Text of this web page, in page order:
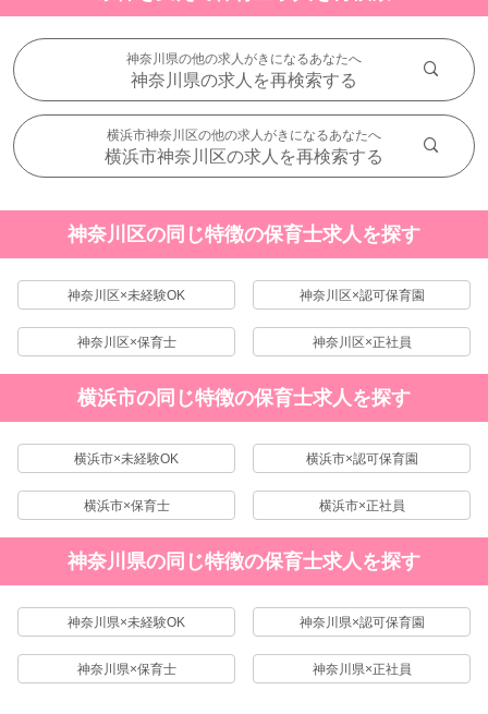
神奈川県の他の求人がきになるあなたへ
神奈川県の求人を再検索する
横浜市神奈川区の他の求人がきになるあなたへ
横浜市神奈川区の求人を再検索する
神奈川区の同じ特徴の保育士求人を探す
神奈川区×未経験OK 神奈川区×認可保育園
神奈川区×保育士 神奈川区×正社員
横浜市の同じ特徴の保育士求人を探す
横浜市×未経験OK 横浜市×認可保育園
横浜市×保育士 横浜市×正社員
神奈川県の同じ特徴の保育士求人を探す
神奈川県×未経験OK 神奈川県×認可保育園
神奈川県×保育士 神奈川県×正社員